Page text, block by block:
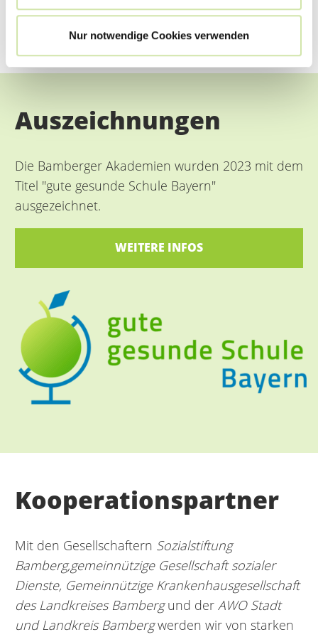
Nur notwendige Cookies verwenden
Auszeichnungen
Die Bamberger Akademien wurden 2023 mit dem
Titel "gute gesunde Schule Bayern"
ausgezeichnet.
WEITERE INFOS
Kooperationspartner
Mit den Gesellschaftern Sozialstiftung
Bamberg,gemeinnützige Gesellschaft sozialer
Dienste, Gemeinnützige Krankenhausgesellschaft
des Landkreises Bambergund der AWO Stadt
und Landkreis Bambergwerden wir von starken